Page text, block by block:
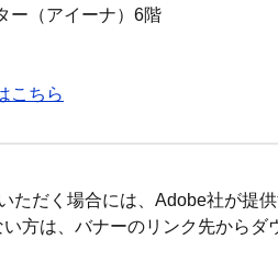
ー（アイーナ）6階
こちら
ただく場合には、Adobe社が提
方は、バナーのリンク先からダ